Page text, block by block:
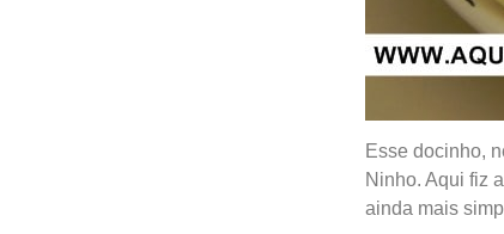
Esse docinho,
Ninho. Aqui fiz
ainda mais